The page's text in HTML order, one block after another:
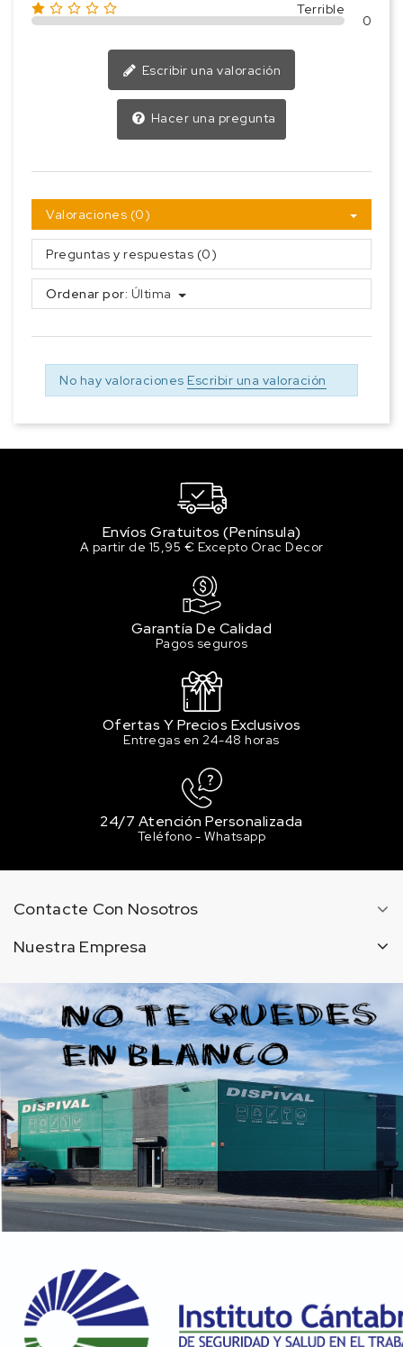
Terrible
0
Escribir una valoración
Hacer una pregunta
Valoraciones (0)
Preguntas y respuestas (0)
Ordenar por: Última
No hay valoraciones Escribir una valoración
Envíos Gratuitos (Península)
A partir de 15,95 € Excepto Orac Decor
Garantía De Calidad
Pagos seguros
Ofertas Y Precios Exclusivos
Entregas en 24-48 horas
24/7 Atención Personalizada
Teléfono - Whatsapp
Contacte Con Nosotros
Nuestra Empresa